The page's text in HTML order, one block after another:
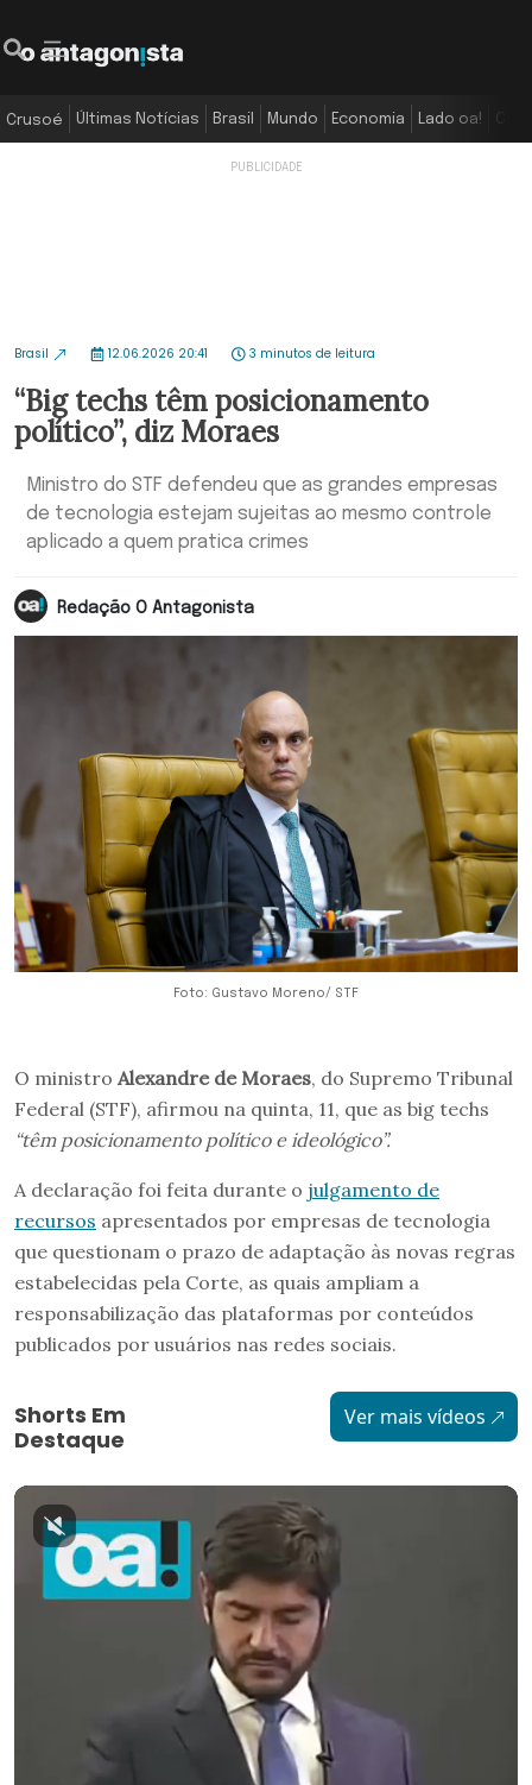
Crusoé Últimas Notícias Brasil Mundo Economia Lado oa!
Brasil 12.06.2026 20:41 3 minutos de leitura
“Big techs têm posicionamento
político”, diz Moraes
Ministro do STF defendeu que as grandes empresas
de tecnologia estejam sujeitas ao mesmo controle
aplicado a quem pratica crimes
Redação O Antagonista
Foto: Gustavo Moreno/ STF
O ministro Alexandre de Moraes, do Supremo Tribunal
Federal (STF), afirmou na quinta, 11, que as big techs
“têm posicionamento político e ideológico”.
A declaração foi feita durante o julgamento de
recursos apresentados por empresas de tecnologia
que questionam o prazo de adaptação às novas regras
estabelecidas pela Corte, as quais ampliam a
responsabilização das plataformas por conteúdos
publicados por usuários nas redes sociais.
Shorts Em
Destaque
Ver mais vídeos